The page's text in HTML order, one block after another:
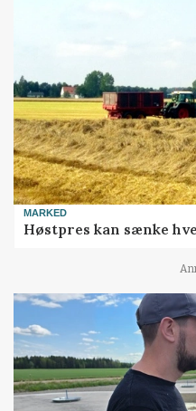
MARKED
Høstpres kan sænke